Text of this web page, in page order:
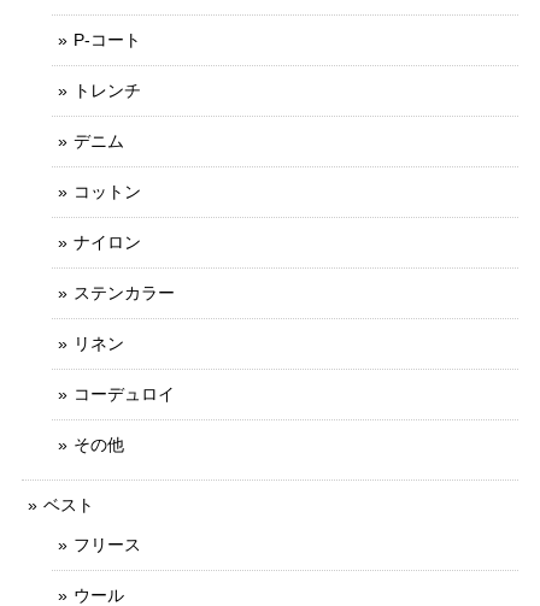
P-コート
トレンチ
デニム
コットン
ナイロン
ステンカラー
リネン
コーデュロイ
その他
ベスト
フリース
ウール